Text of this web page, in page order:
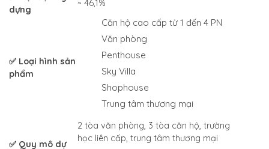
dựng
~ 46,1%
✅ Loại hình sản
phẩm
Căn hộ cao cấp từ 1 đến 4 PN
Văn phòng
Penthouse
Sky Villa
Shophouse
Trung tâm thương mại
✅ Quy mô dự
2 tòa văn phòng, 3 tòa căn hộ, trường
học liên cấp, trung tâm thương mại